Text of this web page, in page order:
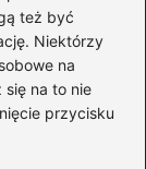
też być
Niektórzy
na
się na to nie
przycisku